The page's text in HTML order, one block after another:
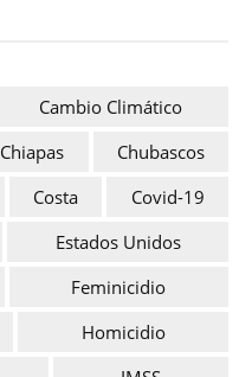
Cambio Climático
Chiapas
Chubascos
Costa
Covid-19
Estados Unidos
Feminicidio
Homicidio